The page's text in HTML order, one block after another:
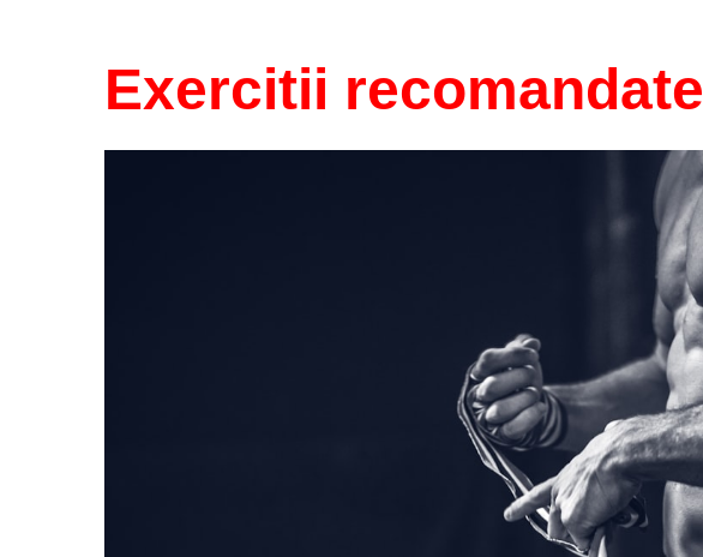
Exercitii recomandate